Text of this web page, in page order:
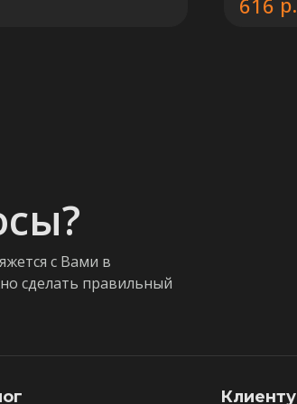
с Вами в
сделать правильный
Клиенту